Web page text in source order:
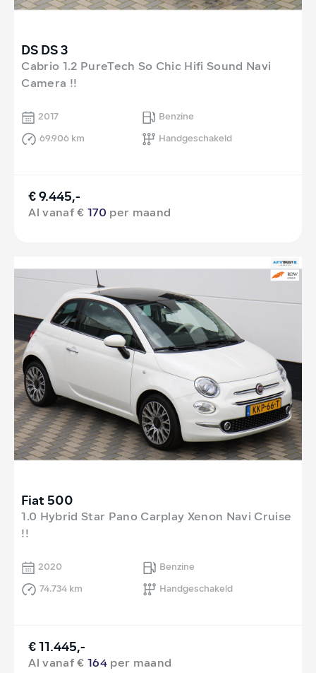
DS DS 3
Cabrio 1.2 PureTech So Chic Hifi Sound Navi
Camera !!
2017
Benzine
69.906 km
Handgeschakeld
€ 9.445,-
Al vanaf €170 per maand
Fiat 500
1.0 Hybrid Star Pano Carplay Xenon Navi Cruise
!!
2020
Benzine
74.734 km
Handgeschakeld
€ 11.445,-
Al vanaf €164 per maand